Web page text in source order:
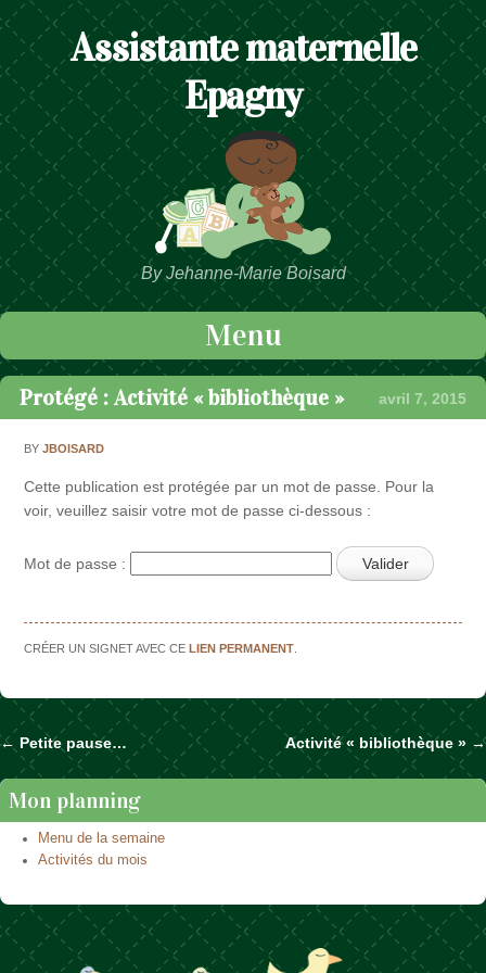
Assistante maternelle
Epagny
By Jehanne-Marie Boisard
Menu
Passer au contenu
Protégé : Activité « bibliothèque » avril 7, 2015
BYJBOISARD
Cette publication est protégée par un mot de passe. Pour la
voir, veuillez saisir votre mot de passe ci-dessous :
Mot de passe :
CRÉER UN SIGNET AVEC CELIEN PERMANENT
Naviguer dans les articles
← Petite pause… Activité « bibliothèque » →
Mon planning
Menu de la semaine
Activités du mois